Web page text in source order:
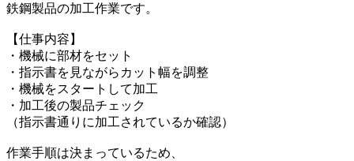
鉄鋼製品の加工作業です。
【仕事内容】
・機械に部材をセット
・指示書を見ながらカット幅を調整
・機械をスタートして加工
・加工後の製品チェック
（指示書通りに加工されているか確認）
作業手順は決まっているため、